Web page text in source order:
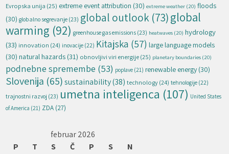
Evropska unija (25) extreme event attribution (30) extreme weather (20) floods
(30) globalno segrevanje (23) global outlook (73)global
warming (92) greenhouse gas emissions (23) heatwaves (20) hydrology
(33) innovation (24) inovacije (22) Kitajska (57) large language models
(30) natural hazards (31) obnovljivi viri energije(25) planetary boundaries (20)
podnebne spremembe (53) poplave (21) renewable energy (30)
Slovenija (65) sustainability(38) technology(24) tehnologije (22)
trajnostni razvoj (23) umetna inteligenca (107) United States
of America (21) ZDA (27)
februar 2026
P
T S Č P S
N